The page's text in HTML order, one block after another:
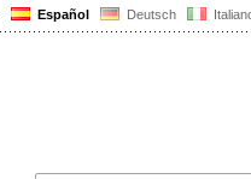
Español Deutsch